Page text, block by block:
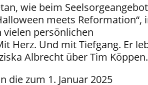
wie beim Seelsorgeangebot
meets Reformation“,
persönlichen
Herz. Und mit Tiefgang. Er
Albrecht über Tim Köppen.
die zum 1. Januar 2025